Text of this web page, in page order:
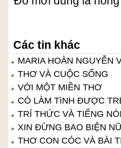
Các tin khác
MARIA HOÀN NGUYỄN
THƠ VÀ CUỘC SỐNG
VỚI MỘT MIỀN THƠ
CÓ LÀM TìNH ĐƯỢC
TRÍ THỨC VÀ TIẾNG
XIN ĐỪNG BAO BIỆN
THƠ CON CÓC VÀ BÀI